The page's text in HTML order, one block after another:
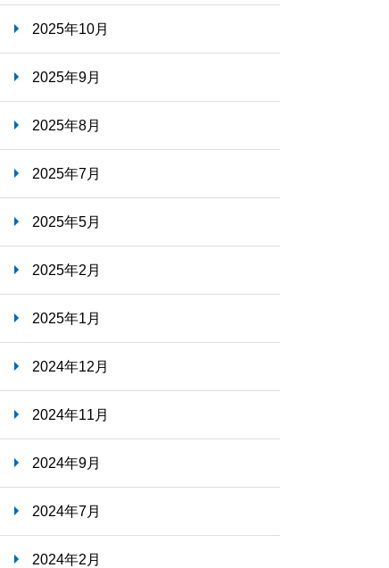
2025年10月
2025年9月
2025年8月
2025年7月
2025年5月
2025年2月
2025年1月
2024年12月
2024年11月
2024年9月
2024年7月
2024年2月